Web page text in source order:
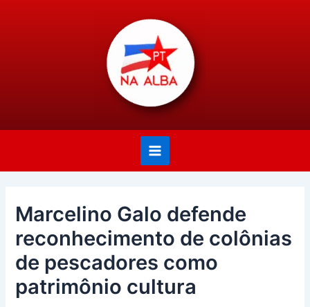
Menu
Marcelino Galo defende
reconhecimento de colônias
de pescadores como
patrimônio cultura